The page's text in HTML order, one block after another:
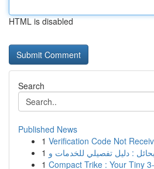
HTML is disabled
Search
Published News
1 Verification Code Not
1
1 Compact Trike : Your Tiny